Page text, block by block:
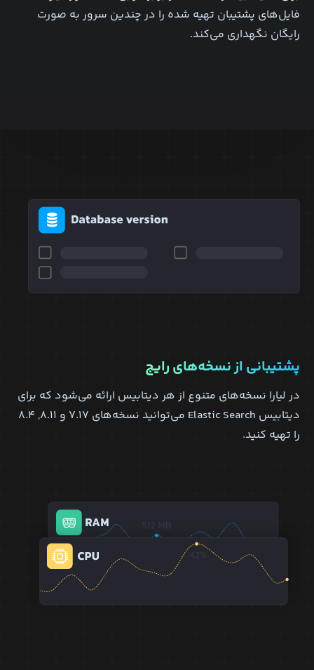
فایل‌های پشتیبان تهیه شده را در چندین سرور به صورت
رایگان نگهداری می‌کند.
پشتیبانی از نسخه‌های رایج
در لیارا نسخه‌های متنوع از هر دیتابیس ارائه می‌شود که برای
دیتابیس Elastic Search می‌توانید نسخه‌های ۷.۱۷ و ۸.۱۱, ۸.۴
را تهیه کنید.